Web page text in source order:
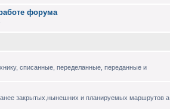
форума
списанные, переделанные, переданные и
закрытых,нынешних и планируемых маршрутов а